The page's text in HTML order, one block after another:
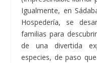
Igualmente, en
Hospedería, se
familias para
de una divertida
especies, de paso